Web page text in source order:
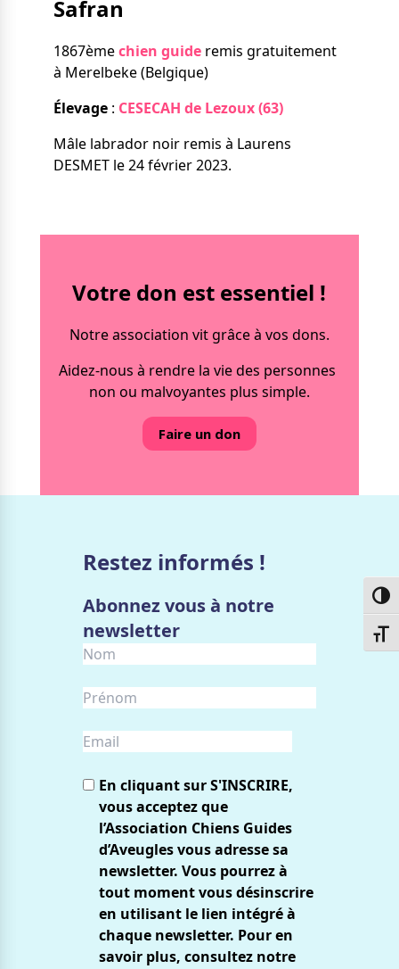
Nos solutions
La canne blanche
électronique
Le Bemob
Formation & Rééducation
fonctionnelle
série
Safran
1867èmechien guideremis gratuitement
à Merelbeke (Belgique)
Élevage: CESECAH de Lezoux (63)
Mâle labrador noir remis à Laurens
DESMET le 24 février 2023.
Votre don est essentiel !
Notre association vit grâce à vos dons.
Aidez-nous à rendre la vie des personnes
non ou malvoyantes plus simple.
Faire un don
Restez informés !
Abonnez vous à notre
newsletter
En cliquant sur S'INSCRIRE,
vous acceptez que
l’Association Chiens Guides
d’Aveugles vous adresse sa
newsletter. Vous pourrez à
tout moment vous désinscrire
en utilisant le lien intégré à
chaque newsletter. Pour en
savoir plus, consultez notre